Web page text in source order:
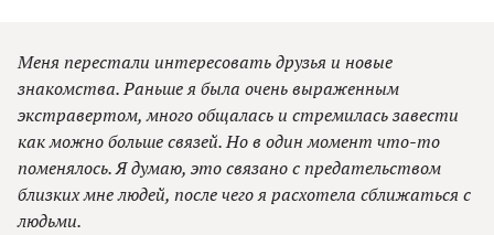
Меня перестали интересовать друзья и новые
знакомства. Раньше я была очень выраженным
экстравертом, много общалась и стремилась завести
как можно больше связей. Но в один момент что-то
поменялось. Я думаю, это связано с предательством
близких мне людей, после чего я расхотела сближаться с
людьми.